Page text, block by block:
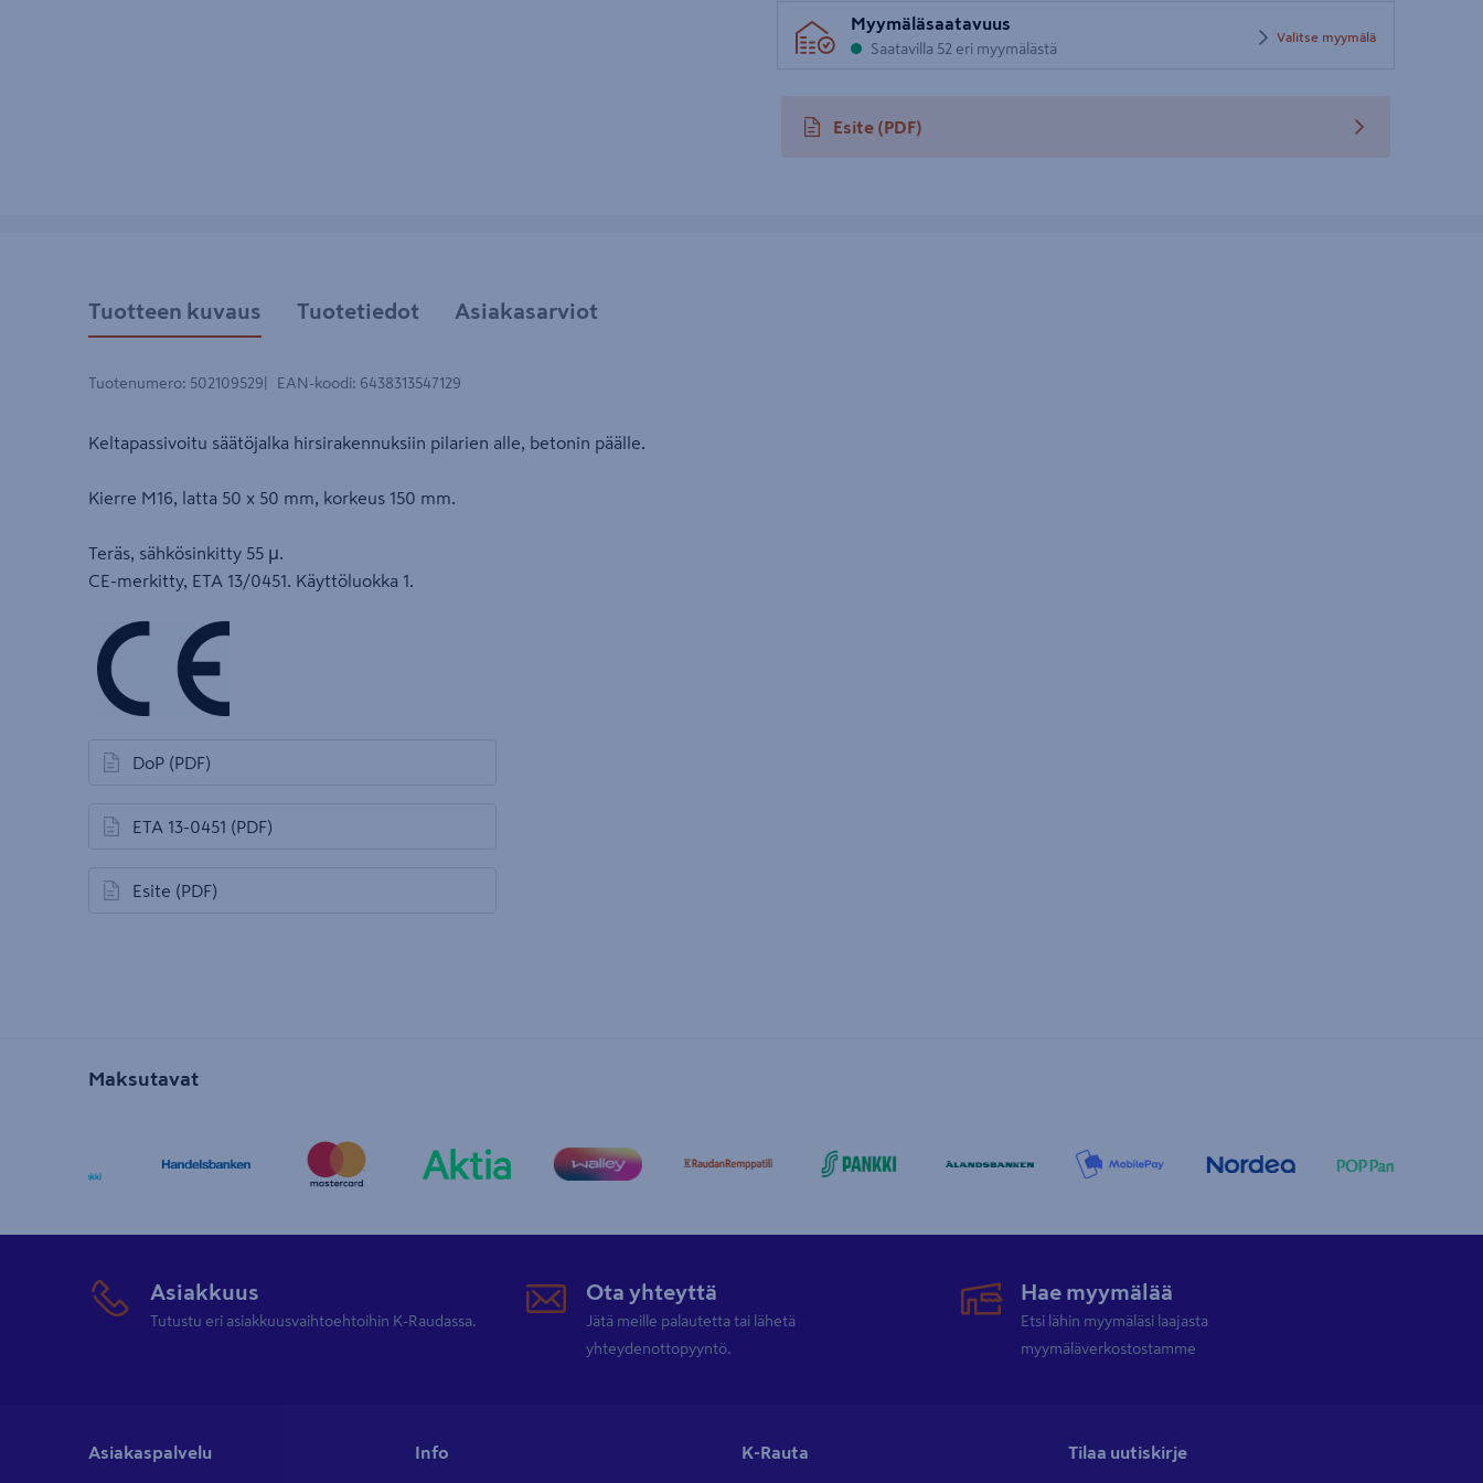
postinumero
Myymäläsaatavuus
Saatavilla 52 eri myymälästä
Valitse myymälä
Esite (PDF)
avautuu uuteen välilehteen
Tuotteen kuvaus Tuotetiedot Asiakasarviot
Tuotenumero: 502109529 EAN-koodi: 6438313547129
Keltapassivoitu säätöjalka hirsirakennuksiin pilarien alle, betonin päälle.
Kierre M16, latta 50 x 50 mm, korkeus 150 mm.
Teräs, sähkösinkitty 55 μ.
CE-merkitty, ETA 13/0451. Käyttöluokka 1.
DoP (PDF)
avautuu uuteen välilehteen
ETA 13-0451 (PDF)
avautuu uuteen välilehteen
Esite (PDF)
avautuu uuteen välilehteen
Maksutavat
Asiakkuus
Tutustu eri asiakkuusvaihtoehtoihin K-Raudassa.
Ota yhteyttä
Jätä meille palautetta tai lähetä
yhteydenottopyyntö.
Hae myymälää
Etsi lähin myymäläsi laajasta
myymäläverkostostamme
Asiakaspalvelu Info K-Rauta Tilaa uutiskirje